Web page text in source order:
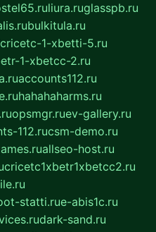
liura.ruglasspb.ru
bulkitula.ru
1-xbetti-5.ru
1-xbetcc-2.ru
accounts112.ru
hahahaharms.ru
opsmgr.ruev-gallery.ru
112.rucsm-demo.ru
allseo-host.ru
cricetc1xbetr1xbetcc2.ru
statti.rue-abis1c.ru
dark-sand.ru